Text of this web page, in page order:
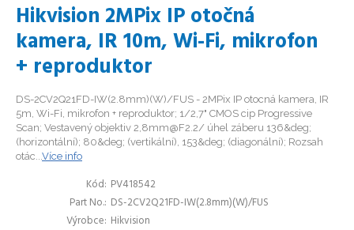
Hikvision 2MPix IP otočná
kamera, IR 10m, Wi-Fi, mikrofon
+ reproduktor
DS-2CV2Q21FD-IW(2.8mm)(W)/FUS - 2MPix IP otocná kamera, IR
5m, Wi-Fi, mikrofon + reproduktor; 1/2,7" CMOS cip Progressive
Scan; Vestavený objektiv 2,8mm@F2.2/ úhel záberu 136&deg;
(horizontální); 80&deg; (vertikální), 153&deg; (diagonální); Rozsah
otác...Více info
Kód PV418542
Part No. DS-2CV2Q21FD-IW(2.8mm)(W)/FUS
Výrobce Hikvision